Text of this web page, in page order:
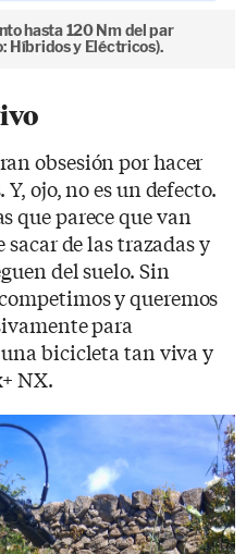
hasta 120 Nm del par
Híbridos y Eléctricos).
obsesión por hacer
ojo, no es un defecto.
que parece que van
de las trazadas y
del suelo. Sin
y queremos
para
bicicleta tan viva y
NX.